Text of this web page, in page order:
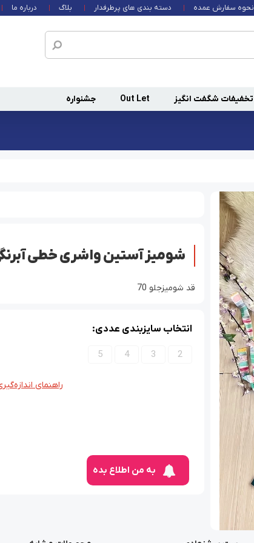
نحوه سفارش عمده دسته بندی های پرطرفدار بلاگ درباره ما
تخفیفات شگفت انگیز Out Let جشنواره
شومیز آستین واشری خطی
قد شومیزجلو 70
انتخاب سایزبندی عددی:
2
3
4
5
راهنمای
به من اطلاع بده